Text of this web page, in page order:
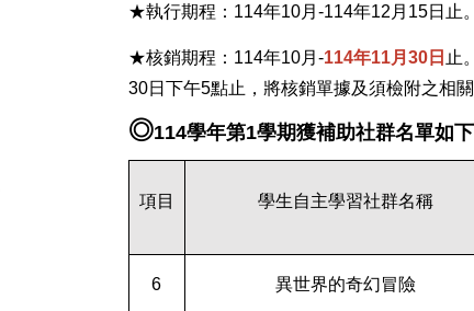
★執行期程：114年10月-114年12月15日止
★核銷期程：114年10月-114年11月30日 止
30日下午5點止，將核銷單據及須檢附之相
◎114學年第1學期獲補助社群名單如下
項目 學生自主學習社群名稱
6 異世界的奇幻冒險